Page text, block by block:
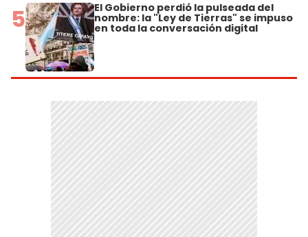
5 El Gobierno perdió la pulseada del
nombre: la "Ley de Tierras" se impuso
en toda la conversación digital